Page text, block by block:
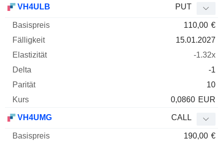
VH4ULB PUT
110,00 €
15.01.2027
-1.32x
-1
10
0,0860 EUR
VH4UMG CALL
190,00 €